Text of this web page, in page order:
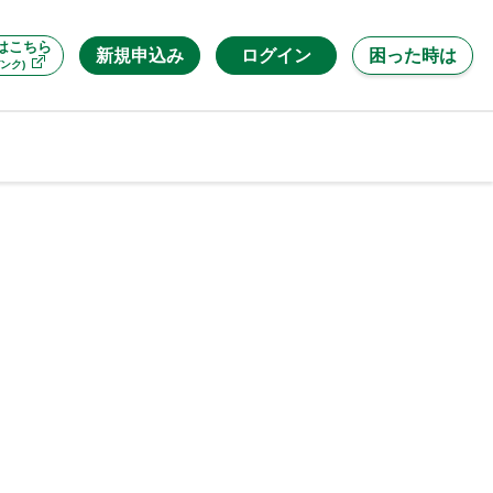
こちら
ク) 新規申込み ログイン 困った時は